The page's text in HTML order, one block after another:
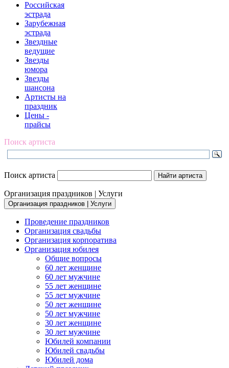
Российская
эстрада
Зарубежная
эстрада
Звездные
ведущие
Звезды
юмора
Звезды
шансона
Артисты на
праздник
Цены -
прайсы
Поиск артиста
Поиск артиста
Организация праздников | Услуги
Организация праздников | Услуги
Проведение праздников
Организация свадьбы
Организация корпоратива
Организация юбилея
Общие вопросы
60 лет женщине
60 лет мужчине
55 лет женщине
55 лет мужчине
50 лет женщине
50 лет мужчине
30 лет женщине
30 лет мужчине
Юбилей компании
Юбилей свадьбы
Юбилей дома